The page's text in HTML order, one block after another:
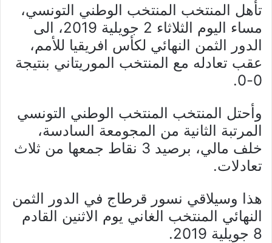
تأهل المنتخب المنتخب الوطني التونسي،
مساء اليوم الثلاثاء 2 جويلية 2019، الى
الدور الثمن النهائي لكأس افريقيا للأمم،
عقب تعادله مع المنتخب الموريتاني بنتيجة
0-0.
وأحتل المنتخب المنتخب الوطني التونسي
المرتبة الثانية من المجومعة السادسة،
خلف مالي، برصيد 3 نقاط جمعها من ثلاث
تعادلات.
هذا وسيلاقي نسور قرطاج في الدور الثمن
النهائي المنتخب الغاني يوم الاثنين القادم
8 جويلية 2019.